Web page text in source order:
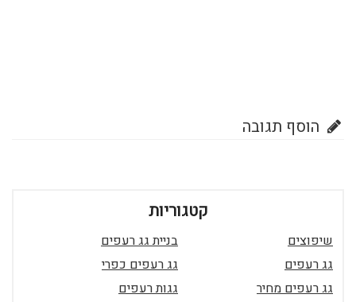
הוסף תגובה
קטגוריות
שיפוצים
בניית גג רעפים
גג רעפים
גג רעפים כפרי
גג רעפים מחיר
גגות רעפים